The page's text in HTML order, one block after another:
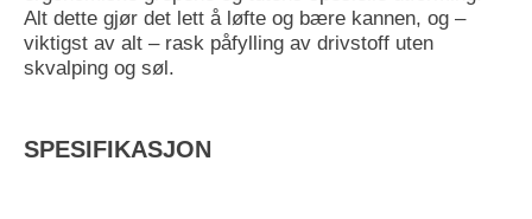
Alt dette gjør det lett å løfte og bære kannen, og –
viktigst av alt – rask påfylling av drivstoff uten
skvalping og søl.
SPESIFIKASJON